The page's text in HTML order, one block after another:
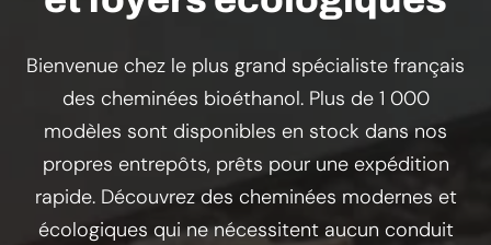
Bienvenue chez le plus grand spécialiste français
des cheminées bioéthanol. Plus de 1 000
modèles sont disponibles en stock dans nos
propres entrepôts, prêts pour une expédition
rapide. Découvrez des cheminées modernes et
écologiques qui ne nécessitent aucun conduit